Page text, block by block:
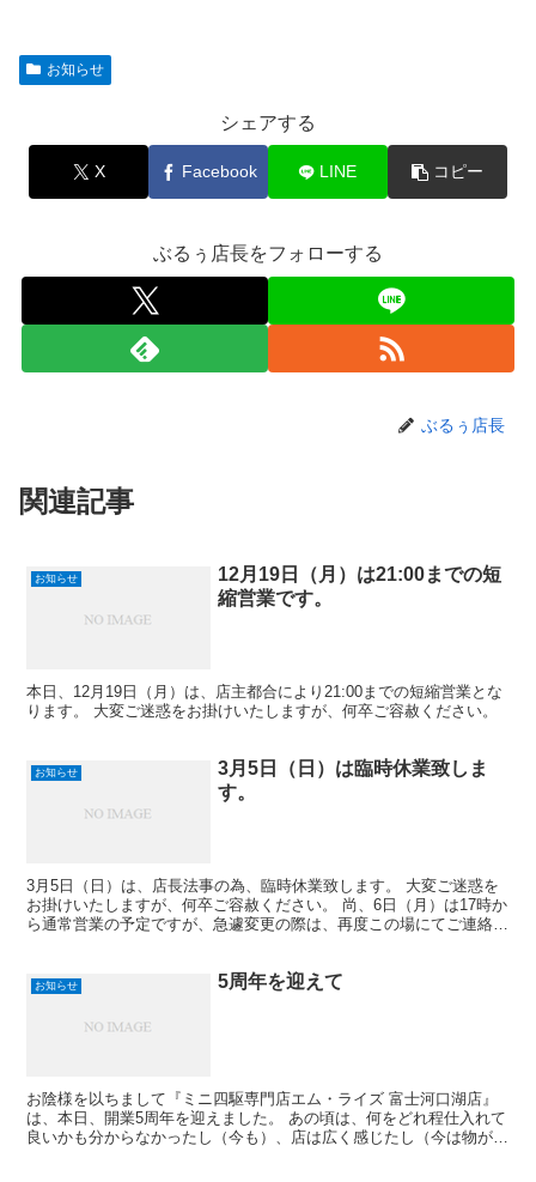
お知らせ
シェアする
X Facebook LINE コピー
ぶるぅ店長をフォローする
ぶるぅ店長
関連記事
お知らせ
12月19日（月）は21:00までの短
縮営業です。
本日、12月19日（月）は、店主都合により21:00までの短縮営業とな
ります。 大変ご迷惑をお掛けいたしますが、何卒ご容赦ください。
お知らせ
3月5日（日）は臨時休業致しま
す。
3月5日（日）は、店長法事の為、臨時休業致します。 大変ご迷惑を
お掛けいたしますが、何卒ご容赦ください。 尚、6日（月）は17時か
ら通常営業の予定ですが、急遽変更の際は、再度この場にてご連絡さ
お知らせ 5周年を迎えて
お陰様を以ちまして『ミニ四駆専門店エム・ライズ 富士河口湖店』
は、本日、開業5周年を迎えました。 あの頃は、何をどれ程仕入れて
良いかも分からなかったし（今も）、店は広く感じたし（今は物が増